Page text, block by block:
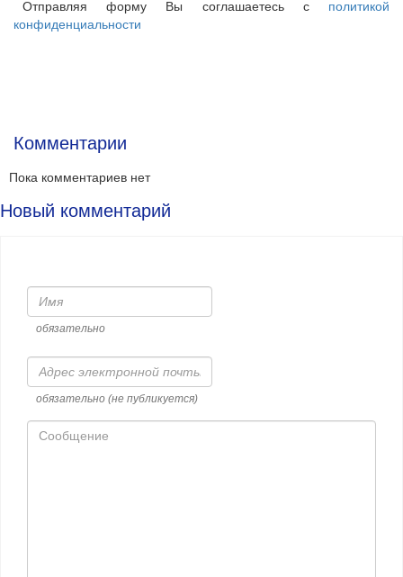
Отправляя форму Вы соглашаетесь с политикой
конфиденциальности
Комментарии
Пока комментариев нет
Новый комментарий
Имя
обязательно
Адрес
электронной
почты
обязательно (не публикуется)
Сообщение